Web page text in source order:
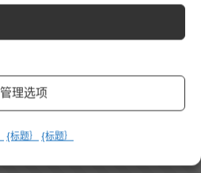
管理选项
{标题｝ {标题｝